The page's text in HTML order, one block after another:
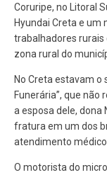
Coruripe, no Litoral
Hyundai Creta e
trabalhadores rurais
zona rural do
No Creta estavam o
Funerária”, que
a esposa dele, dona
fratura em um dos
atendimento médico.
O motorista do